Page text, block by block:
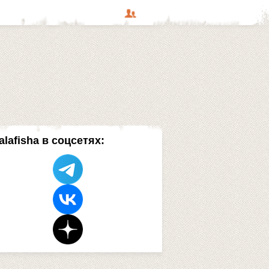
в соцсетях: